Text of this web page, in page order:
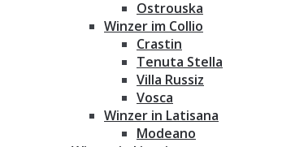
Ostrouska
Winzer im Collio
Crastin
Tenuta Stella
Villa Russiz
Vosca
Winzer in Latisana
Modeano